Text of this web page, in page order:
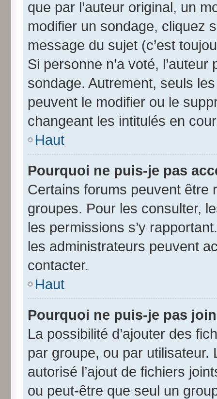
que par l’auteur original, un
modifier un sondage, cliquez
message du sujet (c’est
Si personne n’a voté,
sondage. Autrement, seuls
peuvent le modifier ou le
changeant les intitulés en
Haut
Pourquoi ne puis-je pas
Certains forums peuvent être
groupes. Pour les consulter,
les permissions s’y
les administrateurs peuvent
contacter.
Haut
Pourquoi ne puis-je pas
La possibilité d’ajouter des
par groupe, ou par utilisateur.
autorisé l’ajout de fichiers
ou peut-être que seul un